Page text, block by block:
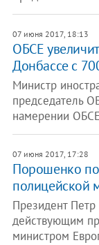
07 июня 2017, 18:13
ОБСЕ
Донбассе с
Министр
председатель
намерении
07 июня 2017, 17:28
Порошенко
полицейской
Президент
действующим
министром